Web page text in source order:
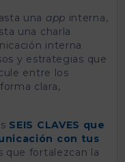
una app interna,
una charla
interna
y estrategias que
entre los
clara,
SEIS CLAVES que
con tus
que fortalezcan la